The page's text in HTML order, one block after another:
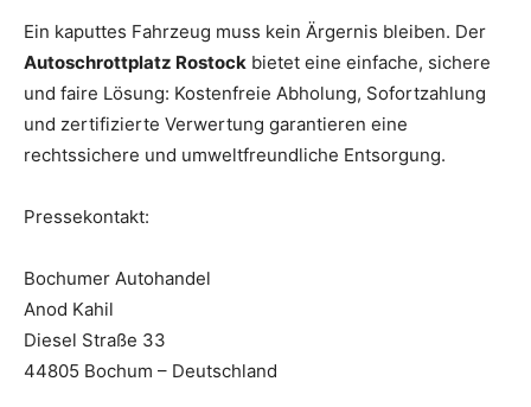
Ein kaputtes Fahrzeug muss kein Ärgernis bleiben. Der
Autoschrottplatz Rostock bietet eine einfache, sichere
und faire Lösung: Kostenfreie Abholung, Sofortzahlung
und zertifizierte Verwertung garantieren eine
rechtssichere und umweltfreundliche Entsorgung.
Pressekontakt:
Bochumer Autohandel
Anod Kahil
Diesel Straße 33
44805 Bochum – Deutschland